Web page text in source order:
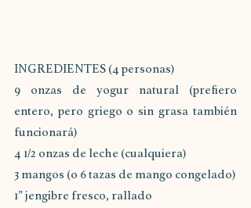
INGREDIENTES (4 personas)
9 onzas de yogur natural (prefiero
entero, pero griego o sin grasa también
funcionará)
4 1/2 onzas de leche (cualquiera)
3 mangos (o 6 tazas de mango congelado)
1” jengibre fresco, rallado